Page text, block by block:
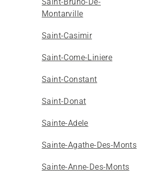
Montarville
Saint-Casimir
Saint-Come-Liniere
Saint-Constant
Saint-Donat
Sainte-Adele
Sainte-Agathe-Des-Monts
Sainte-Anne-Des-Monts